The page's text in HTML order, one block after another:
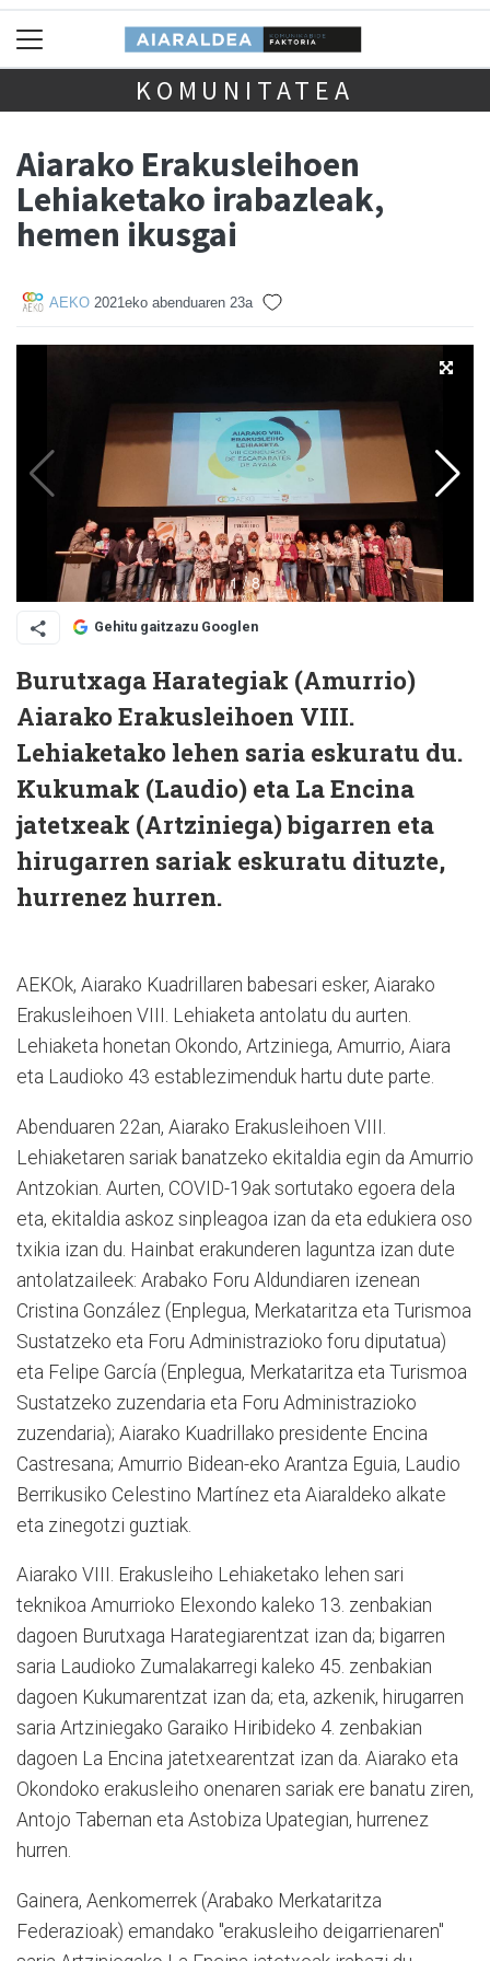
KOMUNITATEA
Aiarako Erakusleihoen
Lehiaketako irabazleak,
hemen ikusgai
AEKO 2021eko abenduaren 23a
Gehitu gaitzazu Googlen
Burutxaga Harategiak (Amurrio)
Aiarako Erakusleihoen VIII.
Lehiaketako lehen saria eskuratu du.
Kukumak (Laudio) eta La Encina
jatetxeak (Artziniega) bigarren eta
hirugarren sariak eskuratu dituzte,
hurrenez hurren.
AEKOk, Aiarako Kuadrillaren babesari esker, Aiarako
Erakusleihoen VIII. Lehiaketa antolatu du aurten.
Lehiaketa honetan Okondo, Artziniega, Amurrio, Aiara
eta Laudioko 43 establezimenduk hartu dute parte.
Abenduaren 22an, Aiarako Erakusleihoen VIII.
Lehiaketaren sariak banatzeko ekitaldia egin da Amurrio
Antzokian. Aurten, COVID-19ak sortutako egoera dela
eta, ekitaldia askoz sinpleagoa izan da eta edukiera oso
txikia izan du. Hainbat erakunderen laguntza izan dute
antolatzaileek: Arabako Foru Aldundiaren izenean
Cristina González (Enplegua, Merkataritza eta Turismoa
Sustatzeko eta Foru Administrazioko foru diputatua)
eta Felipe García (Enplegua, Merkataritza eta Turismoa
Sustatzeko zuzendaria eta Foru Administrazioko
zuzendaria); Aiarako Kuadrillako presidente Encina
Castresana; Amurrio Bidean-eko Arantza Eguia, Laudio
Berrikusiko Celestino Martínez eta Aiaraldeko alkate
eta zinegotzi guztiak.
Aiarako VIII. Erakusleiho Lehiaketako lehen sari
teknikoa Amurrioko Elexondo kaleko 13. zenbakian
dagoen Burutxaga Harategiarentzat izan da; bigarren
saria Laudioko Zumalakarregi kaleko 45. zenbakian
dagoen Kukumarentzat izan da; eta, azkenik, hirugarren
saria Artziniegako Garaiko Hiribideko 4. zenbakian
dagoen La Encina jatetxearentzat izan da. Aiarako eta
Okondoko erakusleiho onenaren sariak ere banatu ziren,
Antojo Tabernan eta Astobiza Upategian, hurrenez
hurren.
Gainera, Aenkomerrek (Arabako Merkataritza
Federazioak) emandako "erakusleiho deigarrienaren"